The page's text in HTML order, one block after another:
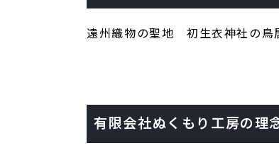
遠州織物の聖地 初生衣神社の鳥
有限会社ぬくもり工房の理